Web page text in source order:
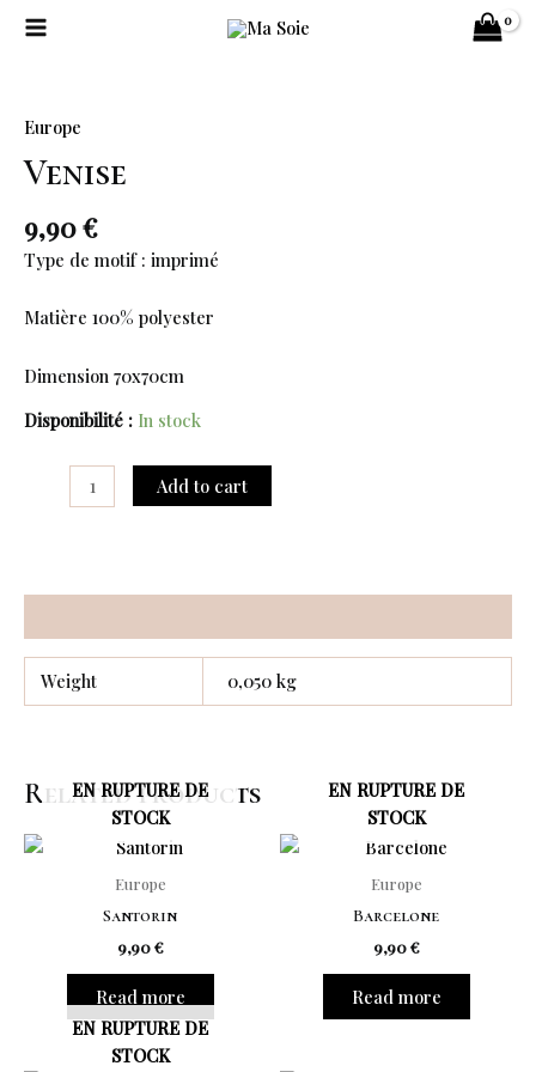
AllerMain
Europe
Venise
9,90€
Type de motif : imprimé
Matière 100% polyester
Dimension 70x70cm
Disponibilité : In stock
Add to cart
Weight 0,050 kg
Related products
EN RUPTURE DE
STOCK
Europe
Santorin
9,90€
Read more
EN RUPTURE DE
STOCK
Europe
Barcelone
9,90€
Read more
EN RUPTURE DE
STOCK